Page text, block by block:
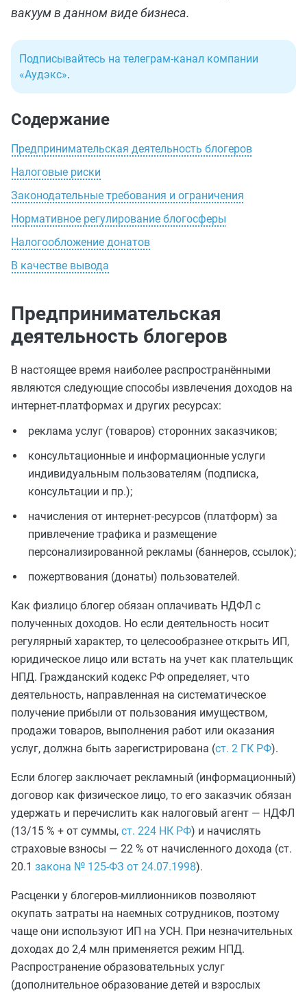
вакуум в данном виде бизнеса.
Подписывайтесь на телеграм-канал компании
«Аудэкс».
Содержание
Предпринимательская деятельность блогеров
Налоговые риски
Законодательные требования и ограничения
Нормативное регулирование блогосферы
Налогообложение донатов
В качестве вывода
Предпринимательская
деятельность блогеров
В настоящее время наиболее распространёнными
являются следующие способы извлечения доходов на
интернет-платформах и других ресурсах:
реклама услуг (товаров) сторонних заказчиков;
консультационные и информационные услуги
индивидуальным пользователям (подписка,
консультации и пр.);
начисления от интернет-ресурсов (платформ) за
привлечение трафика и размещение
персонализированной рекламы (баннеров, ссылок);
пожертвования (донаты) пользователей.
Как физлицо блогер обязан оплачивать НДФЛ с
полученных доходов. Но если деятельность носит
регулярный характер, то целесообразнее открыть ИП,
юридическое лицо или встать на учет как плательщик
НПД. Гражданский кодекс РФ определяет, что
деятельность, направленная на систематическое
получение прибыли от пользования имуществом,
продажи товаров, выполнения работ или оказания
услуг, должна быть зарегистрирована (ст. 2 ГК РФ).
Если блогер заключает рекламный (информационный)
договор как физическое лицо, то его заказчик обязан
удержать и перечислить как налоговый агент — НДФЛ
(13/15 % + от суммы, ст. 224 НК РФ) и начислять
страховые взносы — 22 % от начисленного дохода (ст.
20.1 закона № 125-ФЗ от 24.07.1998).
Расценки у блогеров-миллионников позволяют
окупать затраты на наемных сотрудников, поэтому
чаще они используют ИП на УСН. При незначительных
доходах до 2,4 млн применяется режим НПД.
Распространение образовательных услуг
(дополнительное образование детей и взрослых